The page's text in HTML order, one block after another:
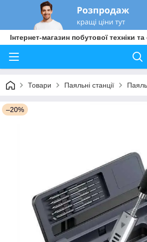
Інтернет-магазин побутової техніки
Товари Паяльні станції
–20%